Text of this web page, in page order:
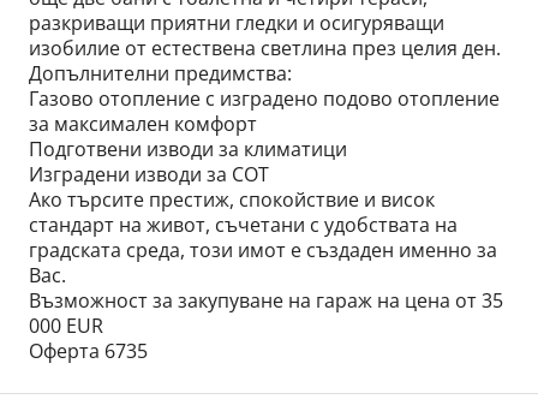
разкриващи приятни гледки и осигуряващи
изобилие от естествена светлина през целия ден.
Допълнителни предимства:
Газово отопление с изградено подово отопление
за максимален комфорт
Подготвени изводи за климатици
Изградени изводи за СОТ
Ако търсите престиж, спокойствие и висок
стандарт на живот, съчетани с удобствата на
градската среда, този имот е създаден именно за
Вас.
Възможност за закупуване на гараж на цена от 35
000 EUR
Оферта 6735